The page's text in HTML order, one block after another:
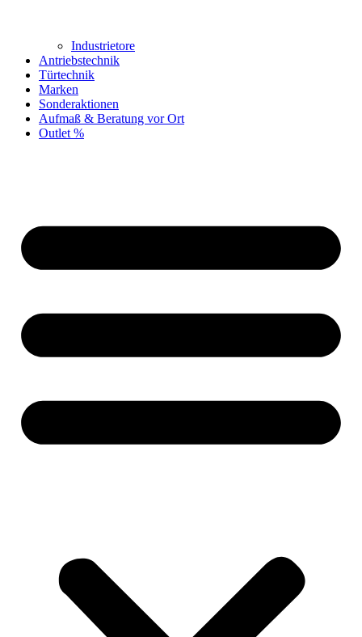
Industrietore
Antriebstechnik
Türtechnik
Marken
Sonderaktionen
Aufmaß & Beratung vor Ort
Outlet %